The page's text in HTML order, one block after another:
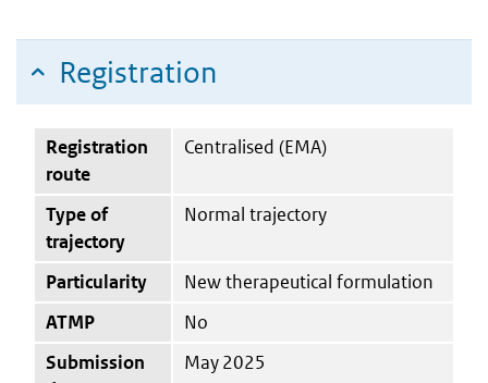
Registration
Registration
route
Centralised (EMA)
Type of
trajectory
Normal trajectory
Particularity
New therapeutical formulation
ATMP
No
Submission
May 2025